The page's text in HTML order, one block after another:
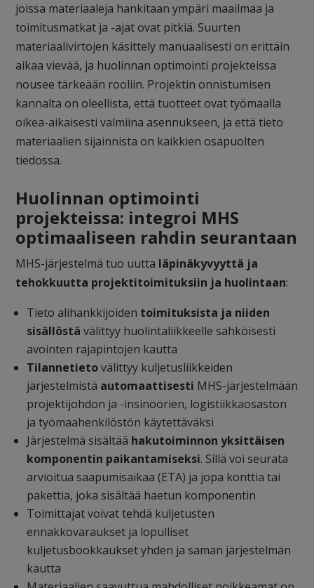
joissa materiaaleja hankitaan ympäri maailmaa ja
toimitusmatkat ja -ajat ovat pitkiä. Suurten
materiaalivirtojen käsittely manuaalisesti on erittäin
aikaa vievää, ja huolinnan optimointi projekteissa
nousee tärkeään rooliin. Projektin onnistumisen
kannalta on oleellista, että tuotteet ovat työmaalla
oikea-aikaisesti valmiina asennukseen, ja että tieto
materiaalien sijainnista on kaikkien osapuolten
tiedossa.
Huolinnan optimointi
projekteissa: integroi MHS
optimaaliseen rahdin seurantaan
MHS-järjestelmä tuo uutta läpinäkyvyyttä ja
tehokkuutta projektitoimituksiin ja huolintaan:
Tieto alihankkijoiden toimituksista ja niiden
sisällöstä välittyy huolintaliikkeelle sähköisesti
avointen rajapintojen kautta
Tilannetietovälittyy kuljetusliikkeiden
järjestelmistä automaattisesti MHS-järjestelmään
projektijohdon ja -insinöörien, logistiikkaosaston
ja työmaahenkilöstön käytettäväksi
Järjestelmä sisältää hakutoiminnon yksittäisen
komponentin paikantamiseksi. Sillä voi seurata
arvioitua saapumisaikaa (ETA) ja jopa konttia tai
pakettia, joka sisältää haetun komponentin
Toimittajat voivat tehdä kuljetusten
ennakkovaraukset ja lopulliset
kuljetusbookkaukset yhden ja saman järjestelmän
kautta